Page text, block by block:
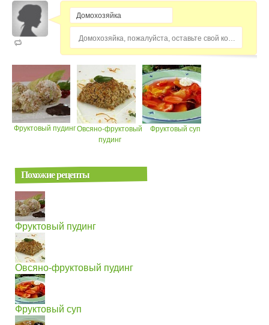
Домохозяйка, пожалуйста, оставьте свой комментарий...
Фруктовый пудингОвсяно-фруктовый
пудинг
Фруктовый суп
Похожие рецепты
Фруктовый пудинг
Овсяно-фруктовый пудинг
Фруктовый суп